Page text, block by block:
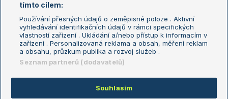
Podmínky užití
Nastavení soukromí
GDPR a žurnalistika
Reklama
Kontakt
Informace o zpracování osobních
údajů
tímto cílem:
Používání přesných údajů o zeměpisné poloze . Aktivní
vyhledávání identifikačních údajů v rámci specifických
vlastností zařízení . Ukládání a/nebo přístup k informacím v
zařízení . Personalizovaná reklama a obsah, měření reklam
a obsahu, průzkum publika a rozvoj služeb .
Seznam partnerů (dodavatelů)
Souhlasím